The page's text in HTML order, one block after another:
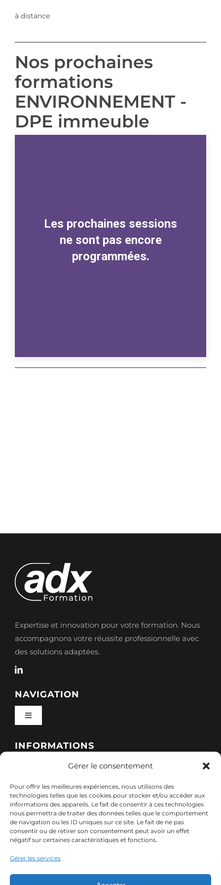
Gérer le consentement
Pour offrir les meilleures expériences, nous utilisons des
technologies telles que les cookies pour stocker et/ou accéder aux
informations des appareils. Le fait de consentir à ces technologies
nous permettra de traiter des données telles que le comportement
de navigation ou les ID uniques sur ce site. Le fait de ne pas
consentir ou de retirer son consentement peut avoir un effet
négatif sur certaines caractéristiques et fonctions.
Gérer les services
à distance
Nos prochaines
formations
ENVIRONNEMENT -
DPE immeuble
Les prochaines sessions
ne sont pas encore
programmées.
Expertise et innovation pour votre formation. Nous
accompagnons votre réussite professionnelle avec
des solutions adaptées.
NAVIGATION
Toggle
Qui sommes-nous ?
Nos sessions
Ressources
Contact
INFORMATIONS
Politique de cookies (UE)
Mentions légales
Politique de confidentialité des données (RGPD)
CONTACT
7, rue de Marigné-Peuton – 53200 Château-
Gontier
contact@adx-formation.com